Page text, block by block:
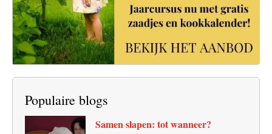
Populaire blogs
Samen slapen: tot wanneer?